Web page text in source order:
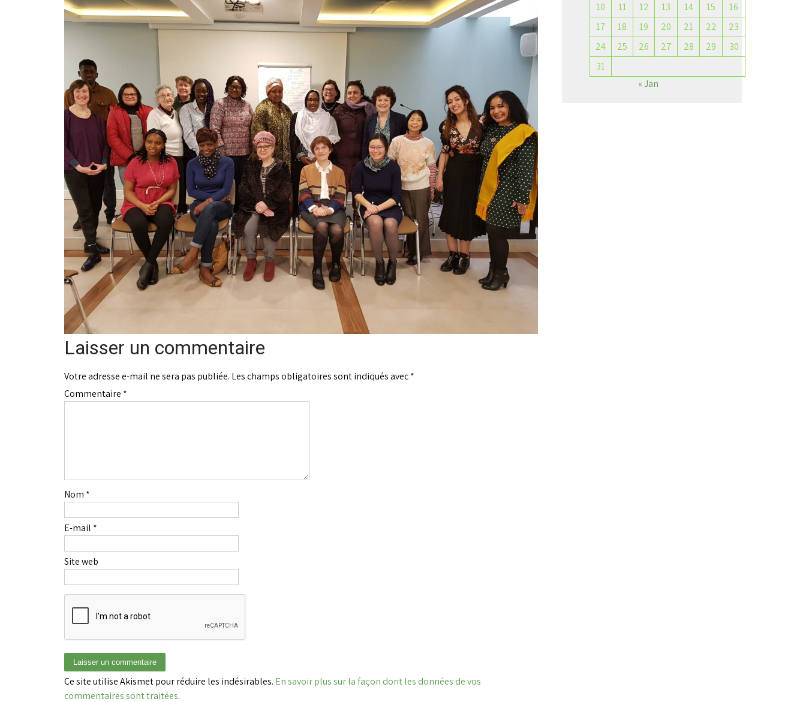
Laisser un commentaire
Votre adresse e-mail ne sera pas publiée. Les champs obligatoires sont indiqués avec*
Commentaire *
Nom *
E-mail *
Site web
Ce site utilise Akismet pour réduire les indésirables. En savoir plus sur la façon dont les données de vos
commentaires sont traitées.
10
11 12 13 14 15
16
17
18 19 20 21 22
23
24
25 26 27 28 29
30
31
« Jan